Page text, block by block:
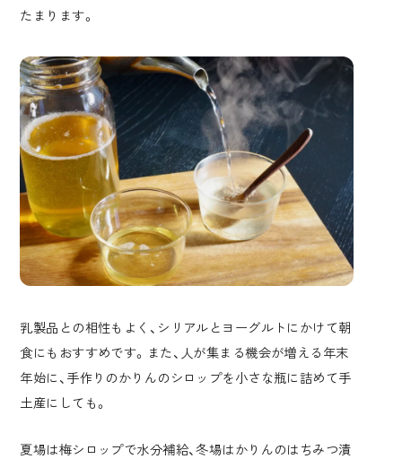
たまります。
乳製品との相性もよく、シリアルとヨーグルトにかけて朝
食にもおすすめです。また、人が集まる機会が増える年末
年始に、手作りのかりんのシロップを小さな瓶に詰めて手
土産にしても。
夏場は梅シロップで水分補給、冬場はかりんのはちみつ漬